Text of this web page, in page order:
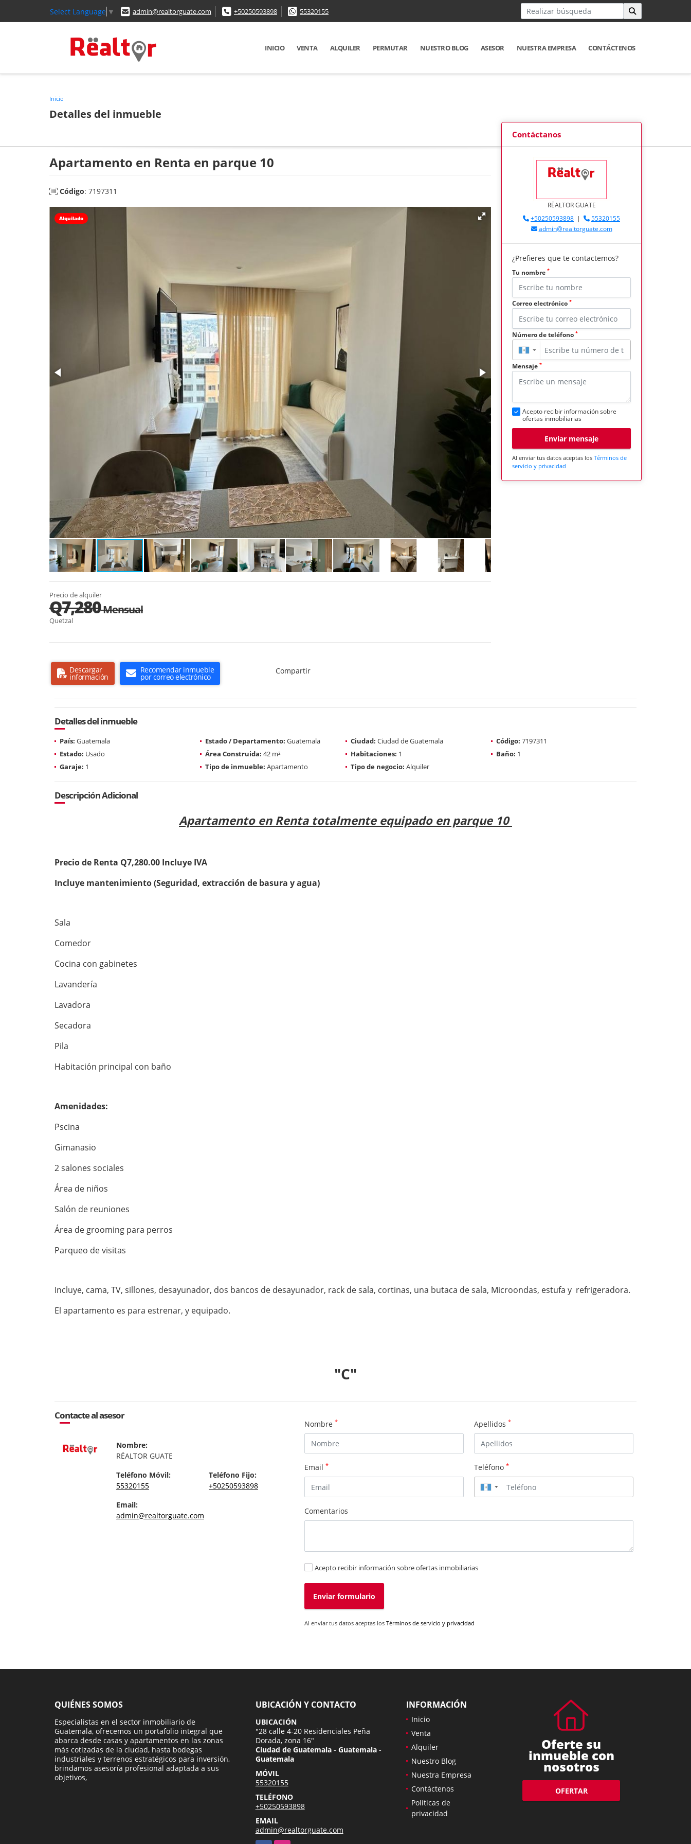
Select Language ▼ admin@realtorguate.com +50250593898 55320155
INICIO VENTA ALQUILER PERMUTAR NUESTRO BLOG ASESOR NUESTRA EMPRESA CONTÁCTENOS
Inicio
Detalles del inmueble
Apartamento en Renta en parque 10
Código: 7197311
Alquilado
Precio de alquiler
Q7,280Mensual
Quetzal
Descargar
información
Recomendar inmueble
por correo electrónico
Compartir
Contáctanos
RËALTOR GUATE
+50250593898 |
55320155
admin@realtorguate.com
¿Prefieres que te contactemos?
Tu nombre *
Correo electrónico *
Número de teléfono *
▼
Mensaje *
Acepto recibir información sobre
ofertas inmobiliarias
Enviar mensaje
Al enviar tus datos aceptas los Términos de
servicio y privacidad
Detalles del inmueble
País: Guatemala Estado / Departamento: Guatemala Ciudad: Ciudad de Guatemala Código: 7197311
Estado: Usado Área Construida: 42 m² Habitaciones: 1 Baño: 1
Garaje: 1 Tipo de inmueble: Apartamento Tipo de negocio: Alquiler
Descripción Adicional
Apartamento en Renta totalmente equipado en parque 10
Precio de Renta Q7,280.00 Incluye IVA
Incluye mantenimiento (Seguridad, extracción de basura y agua)
Sala
Comedor
Cocina con gabinetes
Lavandería
Lavadora
Secadora
Pila
Habitación principal con baño
Amenidades:
Pscina
Gimanasio
2 salones sociales
Área de niños
Salón de reuniones
Área de grooming para perros
Parqueo de visitas
Incluye, cama, TV, sillones, desayunador, dos bancos de desayunador, rack de sala, cortinas, una butaca de sala, Microondas, estufa y refrigeradora.
El apartamento es para estrenar, y equipado.
"C"
Contacte al asesor
Nombre:
RËALTOR GUATE
Teléfono Móvil:
55320155
Teléfono Fijo:
+50250593898
Email:
admin@realtorguate.com
Nombre * Apellidos *
Email * Teléfono *
▼
Comentarios
Acepto recibir información sobre ofertas inmobiliarias
Enviar formulario
Al enviar tus datos aceptas los Términos de servicio y privacidad
QUIÉNES SOMOS
Especialistas en el sector inmobiliario de
Guatemala, ofrecemos un portafolio integral que
abarca desde casas y apartamentos en las zonas
más cotizadas de la ciudad, hasta bodegas
industriales y terrenos estratégicos para inversión,
brindamos asesoría profesional adaptada a sus
objetivos,
UBICACIÓN Y CONTACTO
UBICACIÓN
"28 calle 4-20 Residenciales Peña
Dorada, zona 16"
Ciudad de Guatemala - Guatemala -
Guatemala
MÓVIL
55320155
TELÉFONO
+50250593898
EMAIL
admin@realtorguate.com
INFORMACIÓN
Inicio
Venta
Alquiler
Nuestro Blog
Nuestra Empresa
Contáctenos
Políticas de
privacidad
Oferte su
inmueble con
nosotros
OFERTAR